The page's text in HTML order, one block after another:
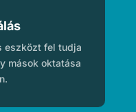
eszközt fel tudja
mások oktatása